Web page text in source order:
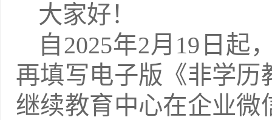
大家好！
自2025年2月19日起
再填写电子版《非学历
继续教育中心在企业微